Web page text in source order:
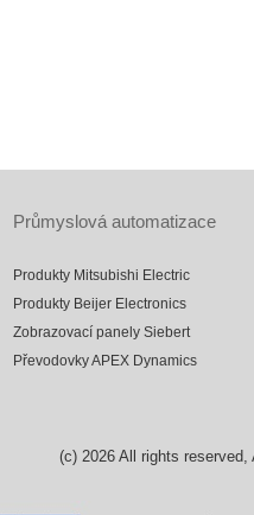
Průmyslová automatizace
Produkty Mitsubishi Electric
Produkty Beijer Electronics
Zobrazovací panely Siebert
Převodovky APEX Dynamics
(c) 2026All rights reserved,